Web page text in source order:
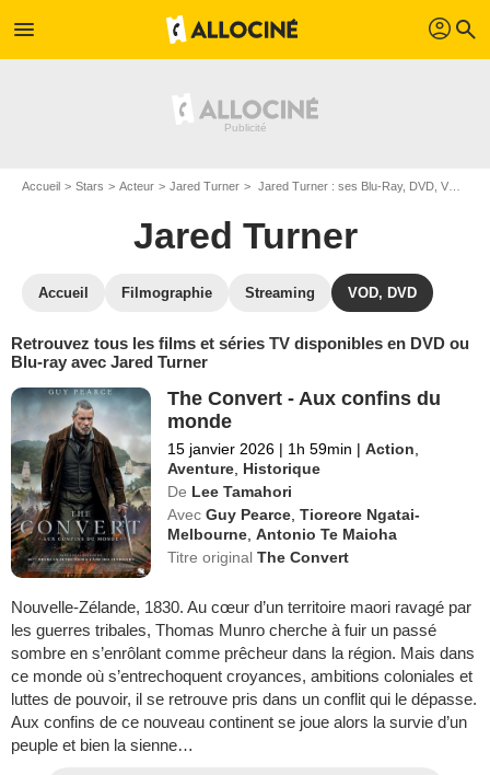
menu profil search
Accueil Stars Acteur Jared Turner Jared Turner : ses Blu-Ray, DVD, VOD, SVOD
Jared Turner
Accueil Filmographie Streaming VOD, DVD
Retrouvez tous les films et séries TV disponibles en DVD ou
Blu-ray avec Jared Turner
The Convert - Aux confins du
monde
15 janvier 2026 | 1h 59min | Action
Aventure Historique
De Lee Tamahori
Avec Guy Pearce ,Tioreore Ngatai-
Melbourne ,Antonio Te Maioha
Titre originalThe Convert
Nouvelle-Zélande, 1830. Au cœur d’un territoire maori ravagé par
les guerres tribales, Thomas Munro cherche à fuir un passé
sombre en s’enrôlant comme prêcheur dans la région. Mais dans
ce monde où s’entrechoquent croyances, ambitions coloniales et
luttes de pouvoir, il se retrouve pris dans un conflit qui le dépasse.
Aux confins de ce nouveau continent se joue alors la survie d’un
peuple et bien la sienne…